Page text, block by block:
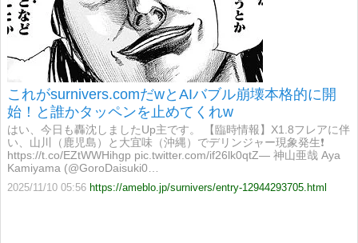
これがsurnivers.comだwとAIバブル崩壊本格的に開
始！と誰かタッペンを止めてくれw
はい、今日も轟沈しましたUp主です。 【臨時情報】X1.8フレアに伴
い、山川（鹿児島）と大宜味（沖縄）でデリンジャー現象発生❗️
https://t.co/EZtWWHihgp pic.twitter.com/if26lk0qtZ— 神山亜哉 Aya
Kamiyama (@GoroDaisuki0…
2025/11/10 05:56 https://ameblo.jp/surnivers/entry-12944293705.html